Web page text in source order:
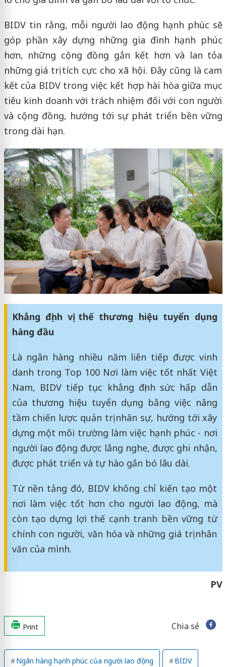
BIDV tin rằng, mỗi người lao động hạnh phúc sẽ
góp phần xây dựng những gia đình hạnh phúc
hơn, những cộng đồng gắn kết hơn và lan tỏa
những giá trị tích cực cho xã hội. Đây cũng là cam
kết của BIDV trong việc kết hợp hài hòa giữa mục
tiêu kinh doanh với trách nhiệm đối với con người
và cộng đồng, hướng tới sự phát triển bền vững
trong dài hạn.
Khẳng định vị thế thương hiệu tuyển dụng
hàng đầu
Là ngân hàng nhiều năm liên tiếp được vinh
danh trong Top 100 Nơi làm việc tốt nhất Việt
Nam, BIDV tiếp tục khẳng định sức hấp dẫn
của thương hiệu tuyển dụng bằng việc nâng
tầm chiến lược quản trị nhân sự, hướng tới xây
dựng một môi trường làm việc hạnh phúc - nơi
người lao động được lắng nghe, được ghi nhận,
được phát triển và tự hào gắn bó lâu dài.
Từ nền tảng đó, BIDV không chỉ kiến tạo một
nơi làm việc tốt hơn cho người lao động, mà
còn tạo dựng lợi thế cạnh tranh bền vững từ
chính con người, văn hóa và những giá trị nhân
văn của mình.
PV
Print Chia sẻ
Ngân hàng hạnh phúc của người lao động BIDV